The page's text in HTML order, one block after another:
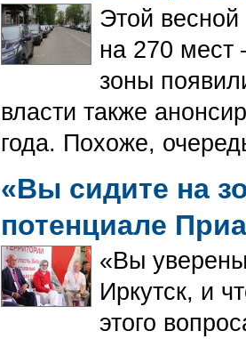
Этой весной
на 270 мест
зоны
власти также
года. Похоже,
«Вы сидите на
потенциале
«Вы
Иркутск, и
этого